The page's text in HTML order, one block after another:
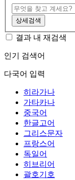
상세검색
결과 내 재검색
인기 검색어
다국어 입력
히라가나
가타카나
중국어
한글고어
그리스문자
프랑스어
독일어
히브리어
괄호기호